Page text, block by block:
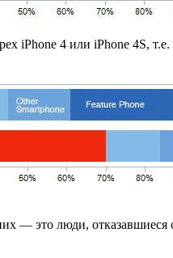
iPhone 4 или iPhone 4S,
— это люди,